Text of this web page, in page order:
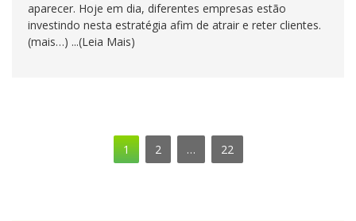
aparecer. Hoje em dia, diferentes empresas estão
investindo nesta estratégia afim de atrair e reter clientes.
(mais…) ...(Leia Mais)
1 2 … 22